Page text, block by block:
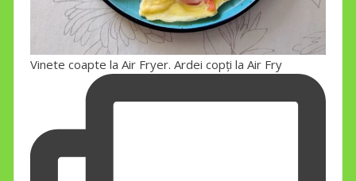
Vinete coapte la Air Fryer. Ardei copți la Air Fry